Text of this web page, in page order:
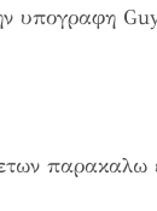
υπογραφη
παρακαλω